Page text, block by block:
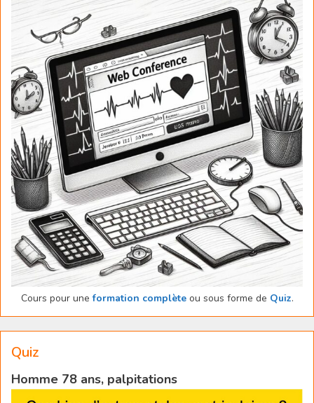
Cours pour uneformation complèteou sous forme de Quiz.
Quiz
Homme 78 ans, palpitations